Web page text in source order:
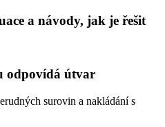
a návody, jak je řešit
odpovídá útvar
surovin a nakládání s